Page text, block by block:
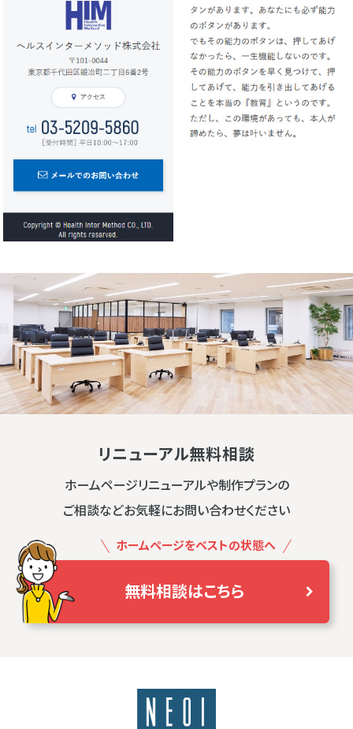
リニューアル無料相談
ホームページリニューアルや制作プランの
ご相談などお気軽にお問い合わせください
ホームページをベストの状態へ
無料相談はこちら